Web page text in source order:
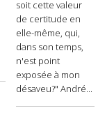
soit cette valeur
de certitude en
elle-même, qui,
dans son temps,
n'est point
exposée à mon
désaveu?" André...